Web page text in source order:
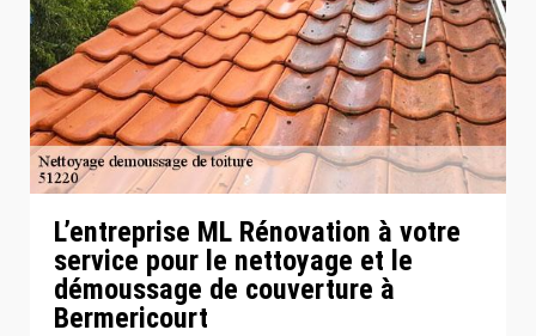
L’entreprise ML Rénovation à votre
service pour le nettoyage et le
démoussage de couverture à
Bermericourt